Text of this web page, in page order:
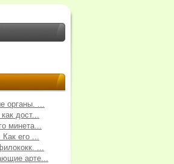
органы. ...
дост...
минета...
его ...
...
арте...